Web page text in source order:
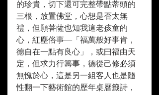
的珍貴，切下還可完整帶點蒂頭的
三根，放置佛堂，心想是否太無
禮，但願菩薩也知我這老孩童的
心，紅塵俗事—「福萬般好事肯，
德自在一點有良心」，或曰福由天
定，但求力行籌事，德從己修必須
無愧於心，這是另一組客人也是隨
性翻一下藝術館的歷年桌曆籤詩，